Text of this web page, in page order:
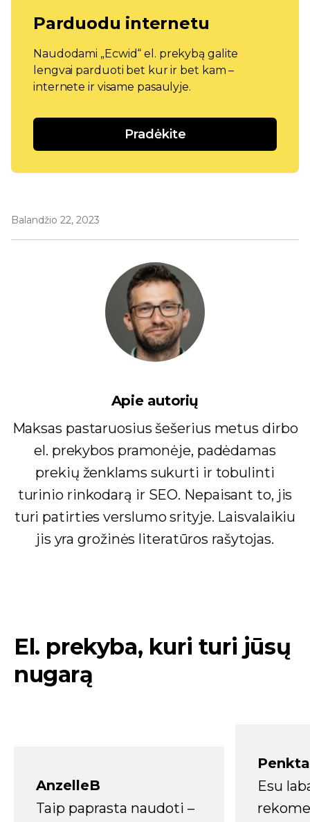
Parduodu internetu
Naudodami „Ecwid“ el. prekybą galite
lengvai parduoti bet kur ir bet kam –
internete ir visame pasaulyje.
Pradėkite
Balandžio 22, 2023
Apie autorių
Maksas pastaruosius šešerius metus dirbo
el. prekybos pramonėje, padėdamas
prekių ženklams sukurti ir tobulinti
turinio rinkodarą ir SEO. Nepaisant to, jis
turi patirties verslumo srityje. Laisvalaikiu
jis yra grožinės literatūros rašytojas.
El. prekyba, kuri turi jūsų
nugarą
AnzelleB
Taip paprasta naudoti –
Esu